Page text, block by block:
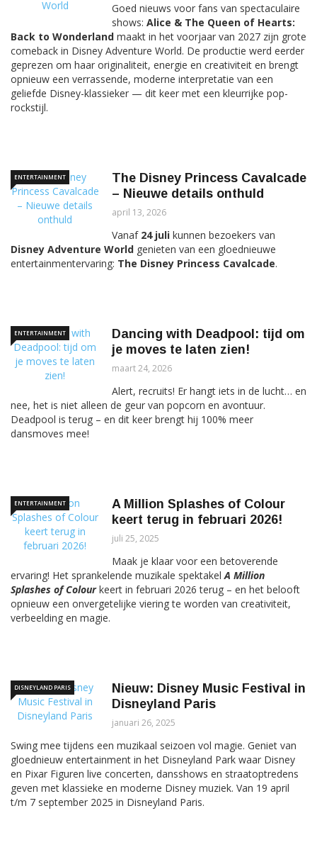
Goed nieuws voor fans van spectaculaire
shows: Alice & The Queen of Hearts:
Back to Wonderland maakt in het voorjaar van 2027 zijn grote
comeback in Disney Adventure World. De productie werd eerder
geprezen om haar originaliteit, energie en creativiteit en brengt
opnieuw een verrassende, moderne interpretatie van een
geliefde Disney-klassieker — dit keer met een kleurrijke pop-
rockstijl.
ENTERTAINMENT
The Disney Princess Cavalcade
– Nieuwe details onthuld
april 13, 2026
Vanaf 24 juli kunnen bezoekers van
Disney Adventure World genieten van een gloednieuwe
entertainmentervaring: The Disney Princess Cavalcade.
ENTERTAINMENT
Dancing with Deadpool: tijd om
je moves te laten zien!
maart 24, 2026
Alert, recruits! Er hangt iets in de lucht… en
nee, het is niet alleen de geur van popcorn en avontuur.
Deadpool is terug – en dit keer brengt hij 100% meer
dansmoves mee!
ENTERTAINMENT
A Million Splashes of Colour
keert terug in februari 2026!
juli 25, 2025
Maak je klaar voor een betoverende
ervaring! Het sprankelende muzikale spektakel A Million
Splashes of Colourkeert in februari 2026 terug – en het belooft
opnieuw een onvergetelijke viering te worden van creativiteit,
verbeelding en magie.
DISNEYLAND PARIS
Nieuw: Disney Music Festival in
Disneyland Paris
januari 26, 2025
Swing mee tijdens een muzikaal seizoen vol magie. Geniet van
gloednieuw entertainment in het Disneyland Park waar Disney
en Pixar Figuren live concerten, dansshows en straatoptredens
geven met klassieke en moderne Disney muziek. Van 19 april
t/m 7 september 2025 in Disneyland Paris.